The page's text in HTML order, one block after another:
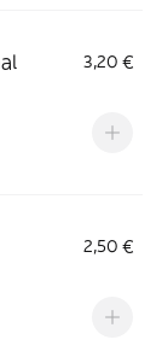
3,20 €
2,50 €